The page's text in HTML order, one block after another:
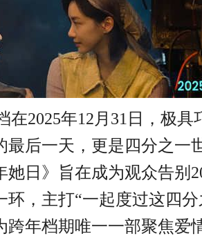
在2025年12月31日，极具
最后一天 ，更是四分之一
她日》旨在成为观众告别
环，主打“一起度过这四
跨年档期唯一一部聚焦爱